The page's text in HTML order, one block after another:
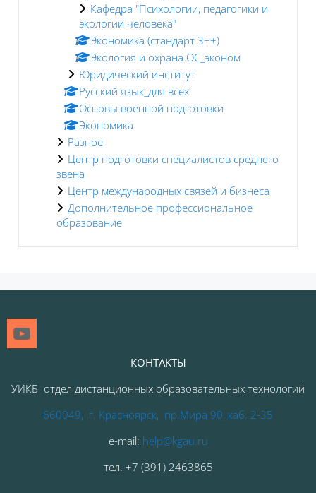
Кафедра "Психологии, педагогики и
экологии человека"
Экономика (стандарт 3++)
Экология и охрана ОС_эконом
Юридический институт
Русский язык_для всех
Основы военной подготовки
Экономика
Разное
Центр подготовки специалистов среднего
звена
Центр международных связей и бизнеса
Дополнительное профессиональное
образование
КОНТАКТЫ
УИКБ отдел дистанционных образовательных технологий
660049, г. Красноярск, пр.Мира 90, каб. 2-35
e-mail: help@kgau.ru
тел. +7 (391) 2463865